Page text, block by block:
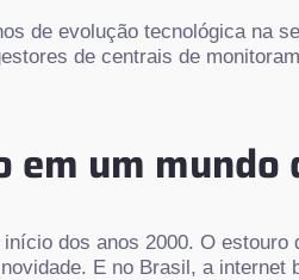
de evolução tecnológica na
de centrais de
um mundo
dos anos 2000. O estouro
E no Brasil, a internet